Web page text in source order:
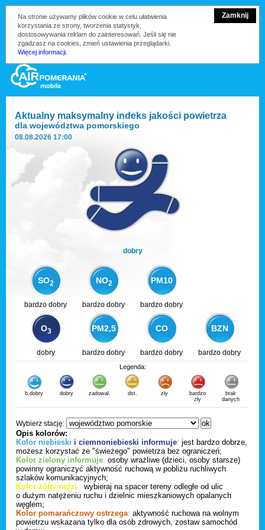
Zamknij
Na stronie używamy plików cookie w celu ułatwienia
korzystania ze strony, tworzenia statystyk,
dostosowywania reklam do zainteresowań. Jeśli się nie
zgadzasz na cookies, zmień ustawienia przeglądarki.
Więcej informacji.
Aktualny maksymalny indeks jakości powietrza
dla województwa pomorskiego
08.08.2026 17:00
dobry
SO2 NO2 PM10
bardzo dobry bardzo dobry bardzo dobry
O3 PM2,5 CO BZN
dobry bardzo dobry bardzo dobry bardzo dobry
Legenda:
b.dobry dobry zadowal. dst. zły
bardzo
zły
brak
danych
Wybierz stację:
Opis kolorów:
Kolor niebieski i ciemnoniebieski informuje: jest bardzo dobrze,
możesz korzystać ze "świeżego" powietrza bez ograniczeń;
Kolor zielony informuje: osoby wrażliwe (dzieci, osoby starsze)
powinny ograniczyć aktywność ruchową w pobliżu ruchliwych
szlaków komunikacyjnych;
Kolor żółty radzi : wybieraj na spacer tereny odległe od ulic
o dużym natężeniu ruchu i dzielnic mieszkaniowych opalanych
węglem;
Kolor pomarańczowy ostrzega: aktywność ruchowa na wolnym
powietrzu wskazana tylko dla osób zdrowych, zostaw samochód